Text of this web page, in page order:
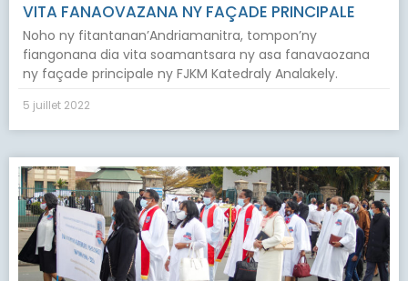
VITA FANAOVAZANA NY FAÇADE PRINCIPALE
Noho ny fitantanan’Andriamanitra, tompon’ny
fiangonana dia vita soamantsara ny asa fanavaozana
ny façade principale ny FJKM Katedraly Analakely.
5 juillet 2022